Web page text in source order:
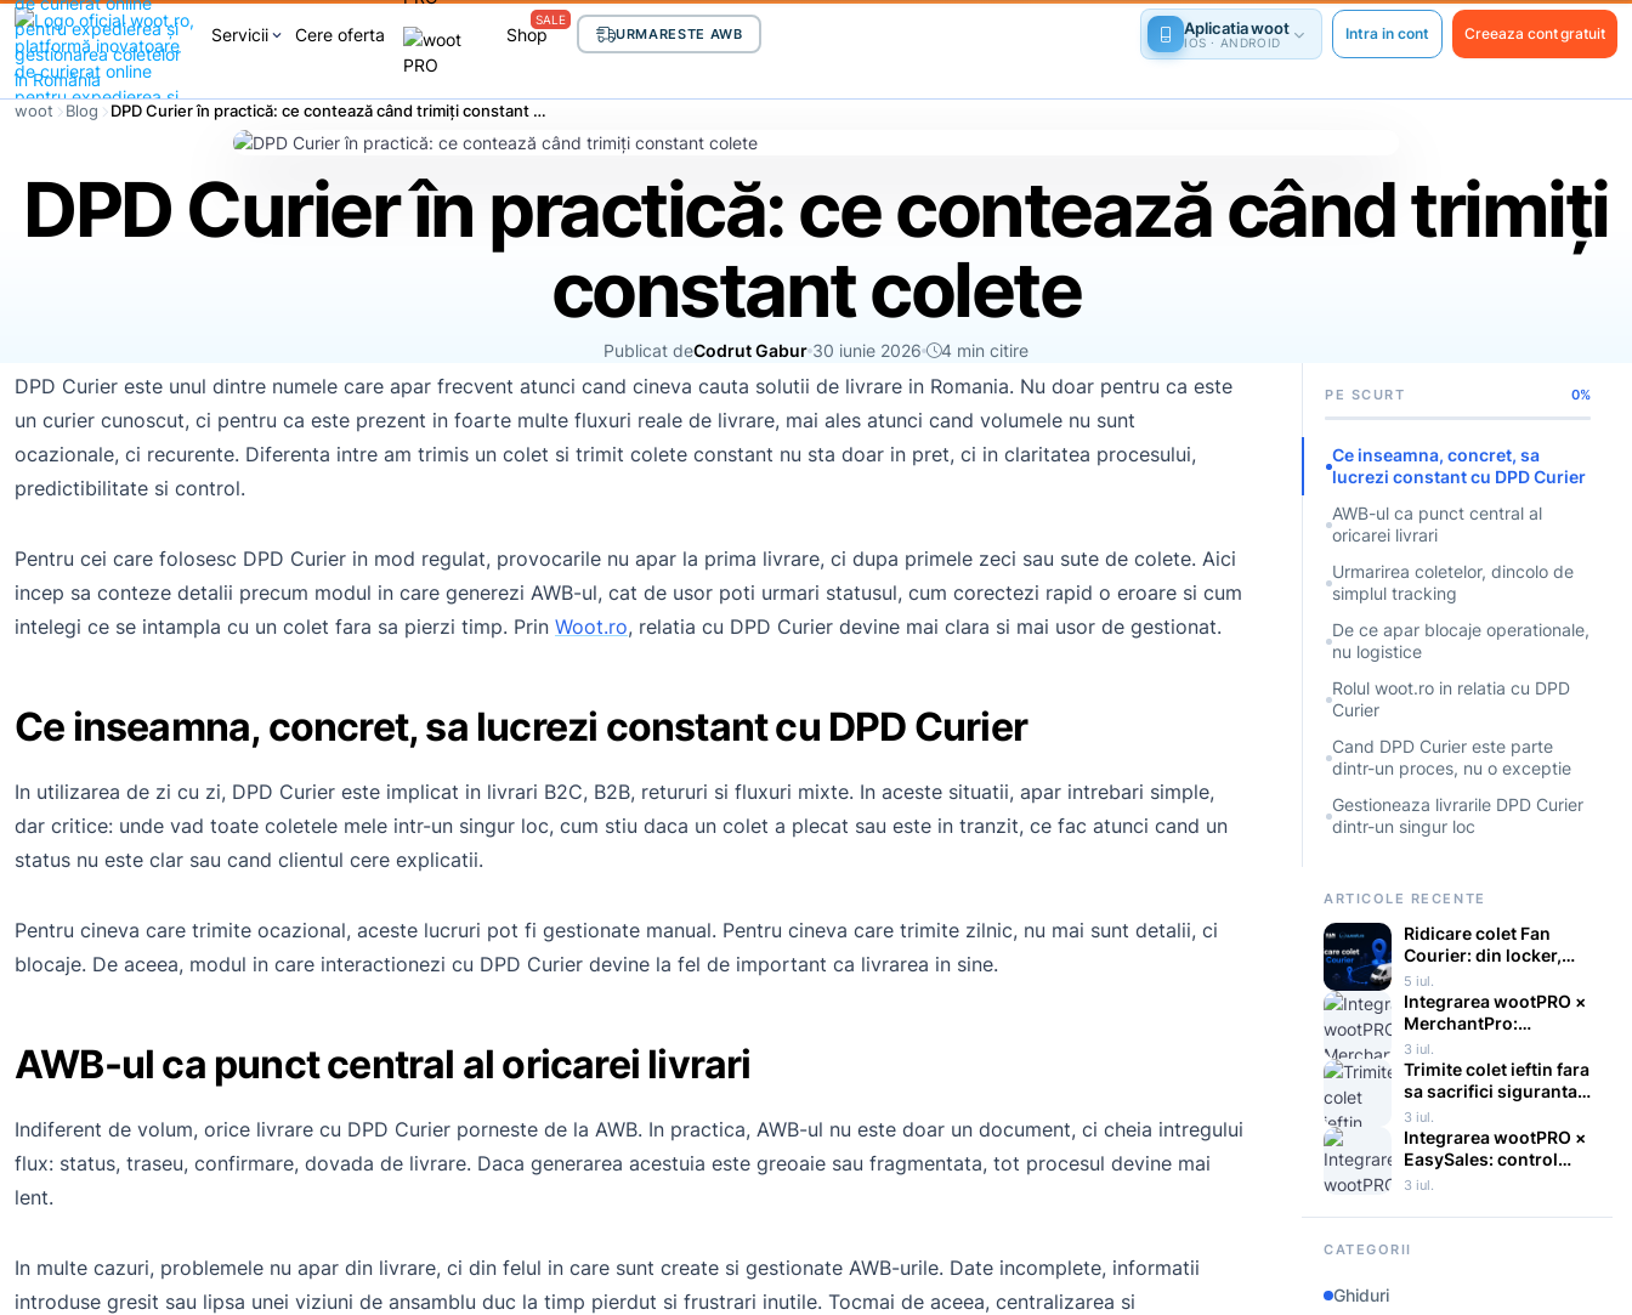
Servicii keyboard_arrow_down Cere oferta Shop
SALE
URMARESTE AWB Aplicatia woot
IOS · ANDROID Intra in cont Creeaza cont gratuit
woot Blog DPD Curier în practică: ce contează când trimiți constant colete
DPD Curier în practică: ce contează când trimiți
constant colete
Publicat deCodrut Gabur 30 iunie 2026 4 min citire
DPD Curier este unul dintre numele care apar frecvent atunci cand cineva cauta solutii de livrare in Romania. Nu doar pentru ca este
un curier cunoscut, ci pentru ca este prezent in foarte multe fluxuri reale de livrare, mai ales atunci cand volumele nu sunt
ocazionale, ci recurente. Diferenta intre am trimis un colet si trimit colete constant nu sta doar in pret, ci in claritatea procesului,
predictibilitate si control.
Pentru cei care folosesc DPD Curier in mod regulat, provocarile nu apar la prima livrare, ci dupa primele zeci sau sute de colete. Aici
incep sa conteze detalii precum modul in care generezi AWB-ul, cat de usor poti urmari statusul, cum corectezi rapid o eroare si cum
intelegi ce se intampla cu un colet fara sa pierzi timp. Prin Woot.ro, relatia cu DPD Curier devine mai clara si mai usor de gestionat.
Ce inseamna, concret, sa lucrezi constant cu DPD Curier
In utilizarea de zi cu zi, DPD Curier este implicat in livrari B2C, B2B, retururi si fluxuri mixte. In aceste situatii, apar intrebari simple,
dar critice: unde vad toate coletele mele intr-un singur loc, cum stiu daca un colet a plecat sau este in tranzit, ce fac atunci cand un
status nu este clar sau cand clientul cere explicatii.
Pentru cineva care trimite ocazional, aceste lucruri pot fi gestionate manual. Pentru cineva care trimite zilnic, nu mai sunt detalii, ci
blocaje. De aceea, modul in care interactionezi cu DPD Curier devine la fel de important ca livrarea in sine.
AWB-ul ca punct central al oricarei livrari
Indiferent de volum, orice livrare cu DPD Curier porneste de la AWB. In practica, AWB-ul nu este doar un document, ci cheia intregului
flux: status, traseu, confirmare, dovada de livrare. Daca generarea acestuia este greoaie sau fragmentata, tot procesul devine mai
lent.
In multe cazuri, problemele nu apar din livrare, ci din felul in care sunt create si gestionate AWB-urile. Date incomplete, informatii
introduse gresit sau lipsa unei viziuni de ansamblu duc la timp pierdut si frustrari inutile. Tocmai de aceea, centralizarea si
PE SCURT 0%
Ce inseamna, concret, sa
lucrezi constant cu DPD Curier
AWB-ul ca punct central al
oricarei livrari
Urmarirea coletelor, dincolo de
simplul tracking
De ce apar blocaje operationale,
nu logistice
Rolul woot.ro in relatia cu DPD
Curier
Cand DPD Curier este parte
dintr-un proces, nu o exceptie
Gestioneaza livrarile DPD Curier
dintr-un singur loc
ARTICOLE RECENTE
Ridicare colet Fan
Courier: din locker,
punct fix sau de la
curier
5 iul.
Integrarea wootPRO ×
MerchantPro:
automatizarea
completa a logisticii
pentru magazinele
online
3 iul.
Trimite colet ieftin fara
sa sacrifici siguranta
si viteza
3 iul.
Integrarea wootPRO ×
EasySales: control
logistic centralizat
3 iul.
CATEGORII
Ghiduri